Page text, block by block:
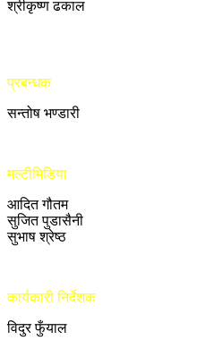
श्रीकृष्ण ढकाल
प्रबन्धक
सन्तोष भण्डारी
मल्टीमिडिया
आदित गौतम
सुजित पुडासैनी
सुभाष श्रेष्ठ
कार्यकारी निर्देशक
विदुर फुँयाल